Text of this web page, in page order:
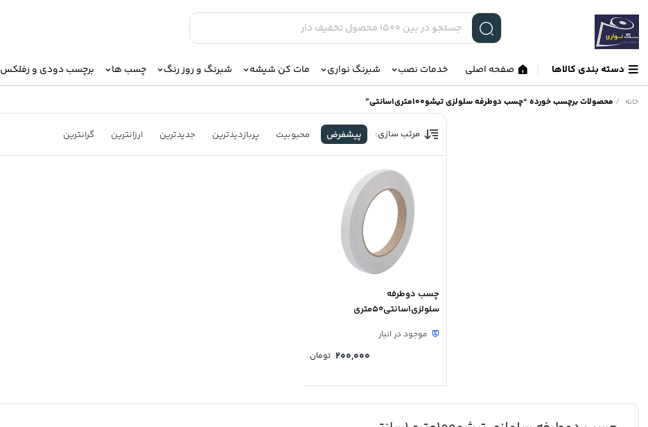
دسته بندی کالاها صفحه اصلی خدمات نصب شبرنگ نواری مات کن شیشه شبرنگ و روز رنگ چسب ها برچسب دودی و رفلکس
خانه / محصولات برچسب خورده “چسب دوطرفه سلولزی تیشو100متری1سانتی”
مرتب سازی: پیشفرض محبوبیت پربازدیدترین جدیدترین ارزانترین گرانترین
چسب دوطرفه
سلولزی1سانتی50متری
موجود در انبار
200,000 تومان